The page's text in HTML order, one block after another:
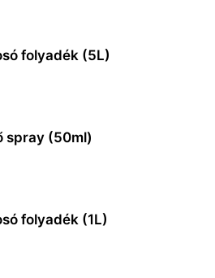
folyadék (5L)
spray (50ml)
folyadék (1L)